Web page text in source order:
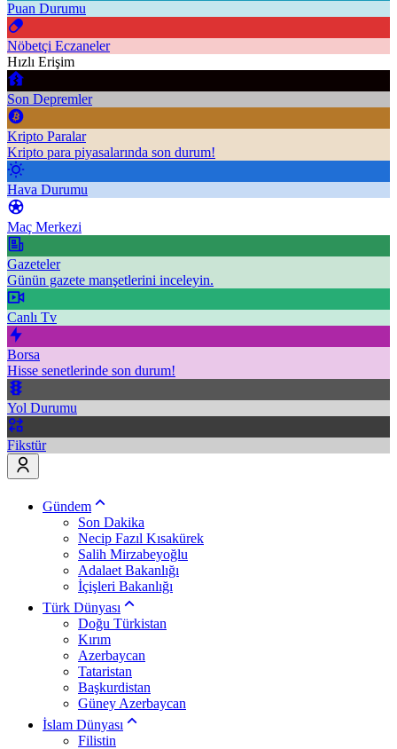
Puan Durumu
Nöbetçi Eczaneler
Hızlı Erişim
Son Depremler
Kripto Paralar
Kripto para piyasalarında son durum!
Hava Durumu
Maç Merkezi
Gazeteler
Günün gazete manşetlerini inceleyin.
Canlı Tv
Borsa
Hisse senetlerinde son durum!
Yol Durumu
Fikstür
Gündem
Son Dakika
Necip Fazıl Kısakürek
Salih Mirzabeyoğlu
Adalaet Bakanlığı
İçişleri Bakanlığı
Türk Dünyası
Doğu Türkistan
Kırım
Azerbaycan
Tataristan
Başkurdistan
Güney Azerbaycan
İslam Dünyası
Filistin